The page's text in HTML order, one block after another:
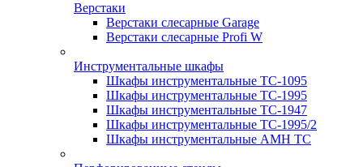
Верстаки
Верстаки слесарные Garage
Верстаки слесарные Profi W
Инструментальные шкафы
Шкафы инструментальные TC-1095
Шкафы инструментальные TC-1995
Шкафы инструментальные TC-1947
Шкафы инструментальные TC-1995/2
Шкафы инструментальные AMH TC